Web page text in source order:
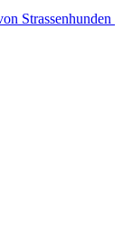
Strassenhunden